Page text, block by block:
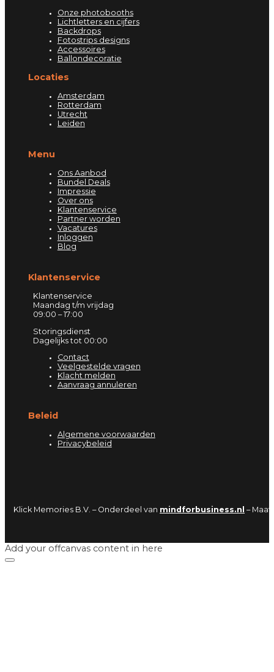
Onze photobooths
Lichtletters en cijfers
Backdrops
Fotostrips designs
Accessoires
Ballondecoratie
Locaties
Amsterdam
Rotterdam
Utrecht
Leiden
Menu
Ons Aanbod
Bundel Deals
Impressie
Over ons
Klantenservice
Partner worden
Vacatures
Inloggen
Blog
Klantenservice
Klantenservice
Maandag t/m vrijdag
09:00 – 17:00
Storingsdienst
Dagelijks tot 00:00
Contact
Veelgestelde vragen
Klacht melden
Aanvraag annuleren
Beleid
Algemene voorwaarden
Privacybeleid
Klick Memories B.V. – Onderdeel van mindforbusiness.nl –
Add your offcanvas content in here